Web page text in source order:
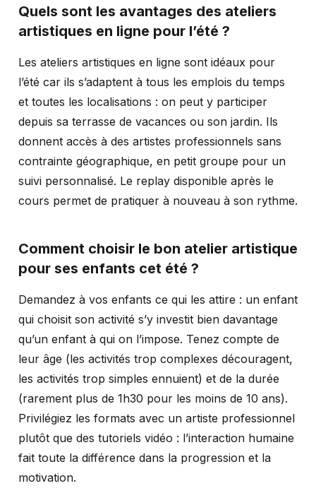
Quels sont les avantages des ateliers
artistiques en ligne pour l’été ?
Les ateliers artistiques en ligne sont idéaux pour
l’été car ils s’adaptent à tous les emplois du temps
et toutes les localisations : on peut y participer
depuis sa terrasse de vacances ou son jardin. Ils
donnent accès à des artistes professionnels sans
contrainte géographique, en petit groupe pour un
suivi personnalisé. Le replay disponible après le
cours permet de pratiquer à nouveau à son rythme.
Comment choisir le bon atelier artistique
pour ses enfants cet été ?
Demandez à vos enfants ce qui les attire : un enfant
qui choisit son activité s’y investit bien davantage
qu’un enfant à qui on l’impose. Tenez compte de
leur âge (les activités trop complexes découragent,
les activités trop simples ennuient) et de la durée
(rarement plus de 1h30 pour les moins de 10 ans).
Privilégiez les formats avec un artiste professionnel
plutôt que des tutoriels vidéo : l’interaction humaine
fait toute la différence dans la progression et la
motivation.